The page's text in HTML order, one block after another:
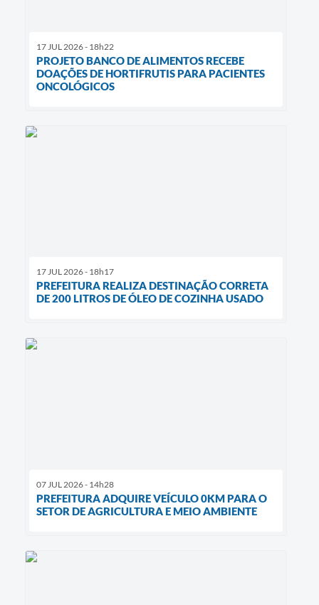
17 JUL 2026 - 18h22
PROJETO BANCO DE ALIMENTOS RECEBE
DOAÇÕES DE HORTIFRUTIS PARA PACIENTES
ONCOLÓGICOS
17 JUL 2026 - 18h17
PREFEITURA REALIZA DESTINAÇÃO CORRETA
DE 200 LITROS DE ÓLEO DE COZINHA USADO
07 JUL 2026 - 14h28
PREFEITURA ADQUIRE VEÍCULO 0KM PARA O
SETOR DE AGRICULTURA E MEIO AMBIENTE